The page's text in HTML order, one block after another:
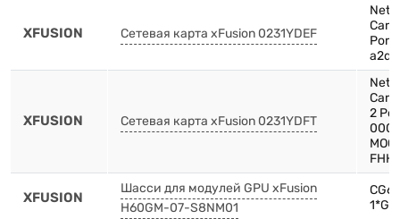
XFUSION Сетевая карта xFusion 0231YDEF
XFUSION Сетевая карта xFusion 0231YDFT 2
XFUSION
Шасси для модулей GPU xFusion
H60GM-07-S8NM01